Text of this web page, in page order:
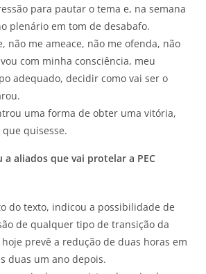
para pautar o tema e, na semana
plenário em tom de desabafo.
não me ameace, não me ofenda, não
com minha consciência, meu
adequado, decidir como vai ser o
uma forma de obter uma vitória,
quisesse.
aliados que vai protelar a PEC
do texto, indicou a possibilidade de
de qualquer tipo de transição da
prevê a redução de duas horas em
duas um ano depois.